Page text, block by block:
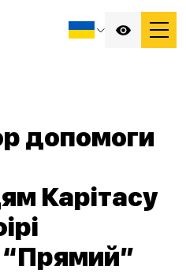
допомоги
Карітасу